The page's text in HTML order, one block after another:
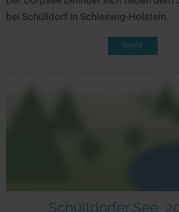
bei Schülldorf in Schleswig-Holstein.
mehr
Schülldorfer See